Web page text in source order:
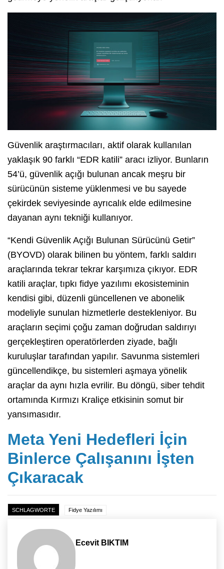
Güvenlik araştırmacıları, aktif olarak kullanılan
yaklaşık 90 farklı “EDR katili” aracı izliyor. Bunların
54’ü, güvenlik açığı bulunan ancak meşru bir
sürücünün sisteme yüklenmesi ve bu sayede
çekirdek seviyesinde ayrıcalık elde edilmesine
dayanan aynı tekniği kullanıyor.
“Kendi Güvenlik Açığı Bulunan Sürücünü Getir”
(BYOVD) olarak bilinen bu yöntem, farklı saldırı
araçlarında tekrar tekrar karşımıza çıkıyor. EDR
katili araçlar, tıpkı fidye yazılımı ekosisteminin
kendisi gibi, düzenli güncellenen ve abonelik
modeliyle sunulan hizmetlerle destekleniyor. Bu
araçların seçimi çoğu zaman doğrudan saldırıyı
gerçekleştiren operatörlerden ziyade, bağlı
kuruluşlar tarafından yapılır. Savunma sistemleri
güncellendikçe, bu sistemleri aşmaya yönelik
araçlar da aynı hızla evrilir. Bu döngü, siber tehdit
ortamında Kırmızı Kraliçe etkisinin somut bir
yansımasıdır.
Meta Yeni Hedefleri İçin
Binlerce Çalışanını İşten
Çıkaracak
SCHLAGWORTE Fidye Yazılımı
Ecevit BIKTIM